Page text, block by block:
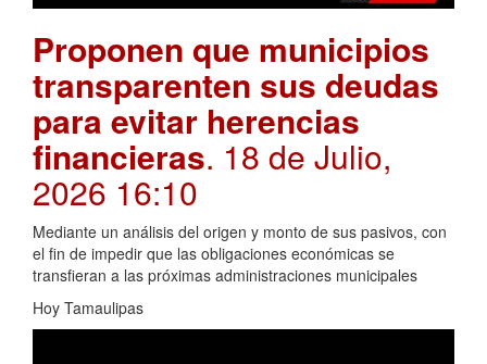
Proponen que municipios
transparenten sus deudas
para evitar herencias
financieras. 18 de Julio,
2026 16:10
Mediante un análisis del origen y monto de sus pasivos, con
el fin de impedir que las obligaciones económicas se
transfieran a las próximas administraciones municipales
Hoy Tamaulipas